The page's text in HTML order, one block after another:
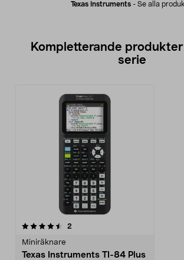
Texas Instruments- Se alla
Kompletterande
serie
2
Miniräknare
Texas Instruments TI-84 Plus